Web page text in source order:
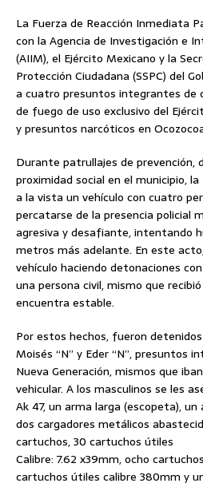
La Fuerza de Reacción Inmediata
con la Agencia de Investigación e
(AIIM), el Ejército Mexicano y la
Protección Ciudadana (SSPC) del
a cuatro presuntos integrantes de
de fuego de uso exclusivo del
y presuntos narcóticos en
Durante patrullajes de prevención,
proximidad social en el municipio,
a la vista un vehículo con cuatro
percatarse de la presencia policial
agresiva y desafiante, intentando
metros más adelante. En este
vehículo haciendo detonaciones
una persona civil, mismo que
encuentra estable.
Por estos hechos, fueron detenidos
Moisés “N” y Eder “N”, presuntos
Nueva Generación, mismos que
vehicular. A los masculinos se les
Ak 47, un arma larga (escopeta),
dos cargadores metálicos
cartuchos, 30 cartuchos útiles
Calibre: 7.62 x39mm, ocho
cartuchos útiles calibre 380mm y